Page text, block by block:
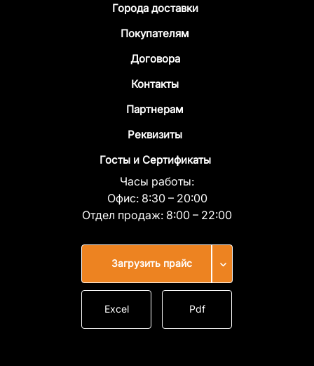
Города доставки
Покупателям
Договора
Контакты
Партнерам
Реквизиты
Госты и Сертификаты
Часы работы:
Офис: 8:30 – 20:00
Отдел продаж: 8:00 – 22:00
Загрузить прайс
Excel Pdf